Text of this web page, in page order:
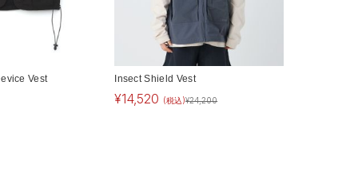
Vest Insect Shield Vest
¥14,520 (税込)¥24,200